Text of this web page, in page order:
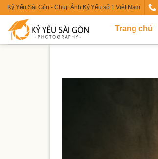
Skip
content
Kỷ Yếu Sài Gòn - Chụp Ảnh Kỷ Yếu số 1 Việt Nam
Trang chủ